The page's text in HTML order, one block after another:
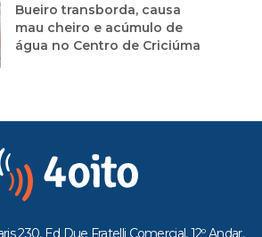
Bueiro transborda, causa
mau cheiro e acúmulo de
água no Centro de Criciúma